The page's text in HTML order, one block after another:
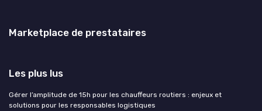
Marketplace de prestataires
Les plus lus
Gérer l’amplitude de 15h pour les chauffeurs routiers : enjeux et
solutions pour les responsables logistiques